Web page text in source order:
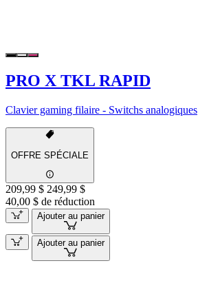
PRO X TKL RAPID
Clavier gaming filaire - Switchs analogiques
OFFRE SPÉCIALE
209,99 $ 249,99 $
40,00 $ de réduction
Ajouter au panier
Ajouter au panier